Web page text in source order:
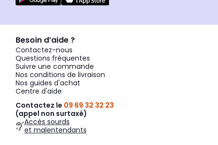
Besoin d’aide ?
Contactez-nous
Questions fréquentes
Suivre une commande
Nos conditions de livraison
Nos guides d'achat
Centre d'aide
Contactez le 09 69 32 32 23
(appel non surtaxé)
Accès sourds
et malentendants